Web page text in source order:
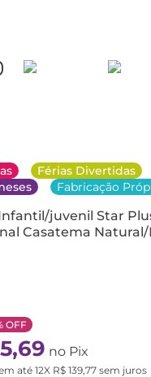
Férias Divertidas
Fabricação
juvenil Star
Casatema
OFF
,69 no Pix
até12X R$ 139,77 sem juros